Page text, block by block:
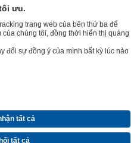
thế
nghệ năng lượng
Nghề nghiệpMạng xã hội